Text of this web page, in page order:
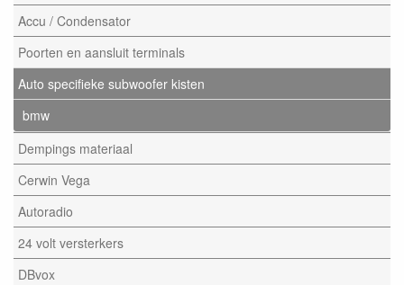
Accu / Condensator
Poorten en aansluit terminals
Auto specifieke subwoofer kisten
bmw
Dempings materiaal
Cerwin Vega
Autoradio
24 volt versterkers
DBvox